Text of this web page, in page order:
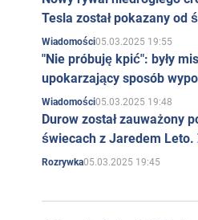
Tesla został pokazany od
Wiadomości05.03.2025 19:55
"Nie próbuję kpić": były
upokarzający sposób
Wiadomości05.03.2025 19:48
Durow został zauważony
świecach z Jaredem Leto.
Rozrywka05.03.2025 19:45